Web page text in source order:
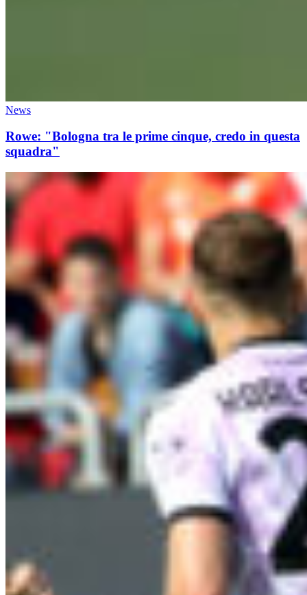
News
Rowe: "Bologna tra le prime cinque, credo in questa
squadra"